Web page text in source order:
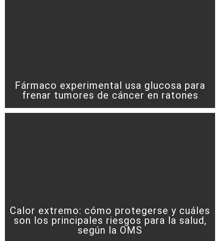
Fármaco experimental usa glucosa para
frenar tumores de cáncer en ratones
Calor extremo: cómo protegerse y cuáles
son los principales riesgos para la salud,
según la OMS